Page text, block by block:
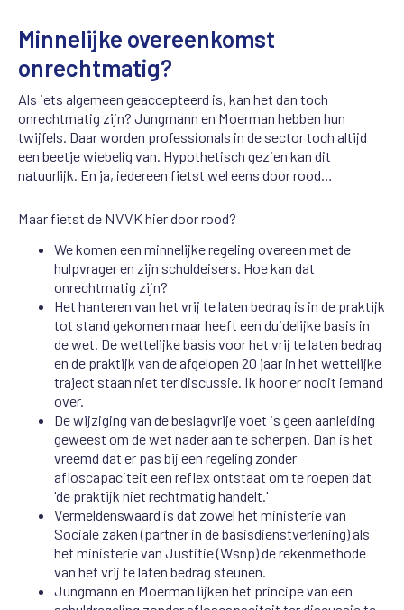
Minnelijke overeenkomst
onrechtmatig?
Als iets algemeen geaccepteerd is, kan het dan toch
onrechtmatig zijn? Jungmann en Moerman hebben hun
twijfels. Daar worden professionals in de sector toch altijd
een beetje wiebelig van. Hypothetisch gezien kan dit
natuurlijk. En ja, iedereen fietst wel eens door rood…
Maar fietst de NVVK hier door rood?
We komen een minnelijke regeling overeen met de
hulpvrager en zijn schuldeisers. Hoe kan dat
onrechtmatig zijn?
Het hanteren van het vrij te laten bedrag is in de praktijk
tot stand gekomen maar heeft een duidelijke basis in
de wet. De wettelijke basis voor het vrij te laten bedrag
en de praktijk van de afgelopen 20 jaar in het wettelijke
traject staan niet ter discussie. Ik hoor er nooit iemand
over.
De wijziging van de beslagvrije voet is geen aanleiding
geweest om de wet nader aan te scherpen. Dan is het
vreemd dat er pas bij een regeling zonder
afloscapaciteit een reflex ontstaat om te roepen dat
'de praktijk niet rechtmatig handelt.'
Vermeldenswaard is dat zowel het ministerie van
Sociale zaken (partner in de basisdienstverlening) als
het ministerie van Justitie (Wsnp) de rekenmethode
van het vrij te laten bedrag steunen.
Jungmann en Moerman lijken het principe van een